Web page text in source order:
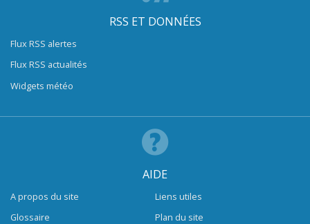
RSS ET DONNÉES
Flux RSS alertes
Flux RSS actualités
Widgets météo
AIDE
A propos du site
Glossaire
Liens utiles
Plan du site